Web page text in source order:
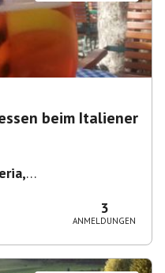
beim Italiener
3
ANMELDUNGEN